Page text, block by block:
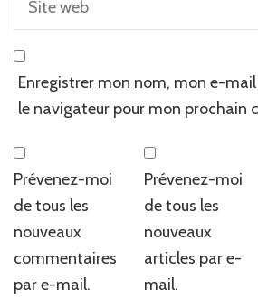
Enregistrer mon nom, mon e-
le navigateur pour mon prochain
Prévenez-moi
de tous les
nouveaux
commentaires
par e-mail.
Prévenez-moi
de tous les
nouveaux
articles par e-
mail.